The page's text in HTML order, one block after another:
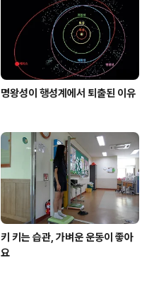
명왕성이 행성계에서 퇴출된 이유
키 키는 습관, 가벼운 운동이 좋아
요